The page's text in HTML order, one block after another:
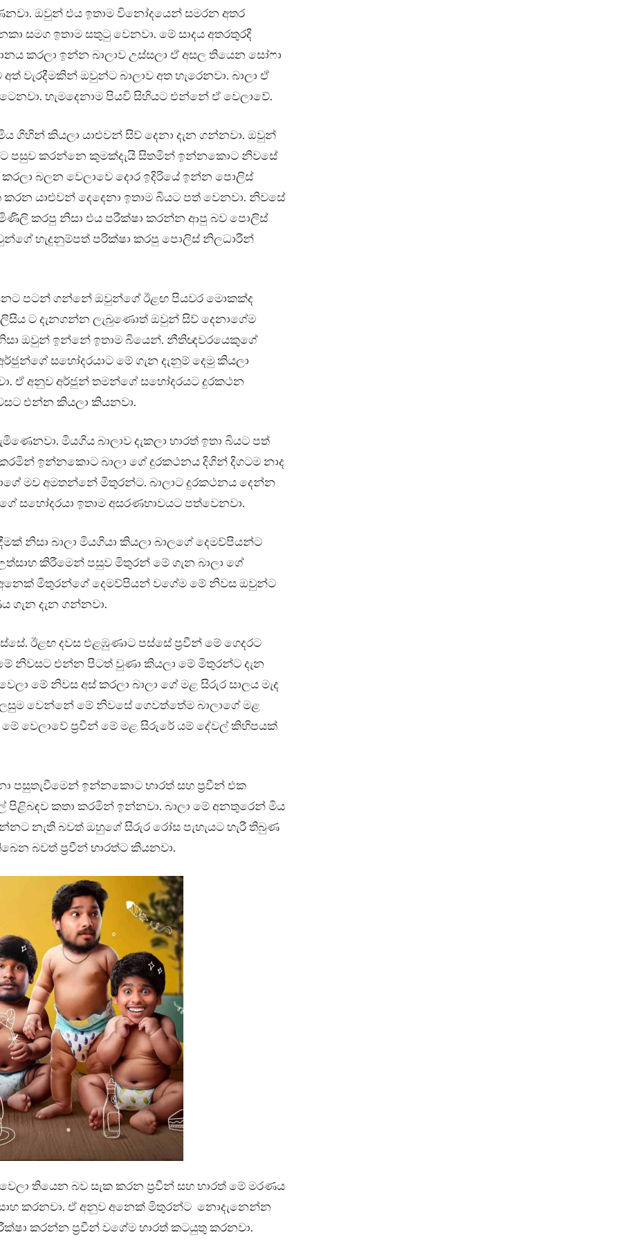
ඔවුන් එය ඉතාම විනෝදයෙන් සමරන අතර
සමග ඉතාම සතුටු වෙනවා. මේ සාදය අතරතුරදි
කරලා ඉන්න බාලාව උස්සලා ඒ අසල තියෙන සෝෆා
ඔවුන්ට බාලාව අත හැරෙනවා. බාලා ඒ
හැමදෙනාම පියවි සිහියට එන්නේ ඒ වෙලාවේ.
ගිහින් කියලා යාළුවන් සිව් දෙනා දැන ගන්නවා. ඔවුන්
පසුව කරන්නෙ කුමක්දැයි සිතමින් ඉන්නකොට නිවසේ
බලන වෙලාවෙ දොර ඉදිරියේ ඉන්න පොලිස්
යාළුවන් දෙදෙනා ඉතාම බියට පත් වෙනවා. නිවසේ
කරපු නිසා එය පරීක්ෂා කරන්න ආපු බව පොලිස්
හැදුනුම්පත් පරික්ෂා කරපු පොලිස් නිලධාරීන්
පටන් ගන්නේ ඔවුන්ගේ ඊළඟ පියවර මොකක්ද
ට දැනගන්න ලැබුණොත් ඔවුන් සිව් දෙනාගේම
ඔවුන් ඉන්නේ ඉතාම බියෙන්. නීතිඥවරයෙකුගේ
සහෝදරයාට මේ ගැන දැනුම් දෙමු කියලා
ඒ අනුව අර්ජුන් තමන්ගේ සහෝදරයට දුරකථන
එන්න කියලා කියනවා.
මියගිය බාලාව දැකලා භාරත් ඉතා බියට පත්
ඉන්නකොට බාලා ගේ දුරකථනය දිගින් දිගටම නාද
මව අමතන්නේ මිතුරන්ට. බාලාට දුරකථනය දෙන්න
සහෝදරයා ඉතාම අසරණභාවයට පත්වෙනවා.
නිසා බාලා මියගියා කියලා බාලගේ දෙමව්පියන්ට
කිරීමෙන් පසුව මිතුරන් මේ ගැන බාලා ගේ
අනෙක් මිතුරන්ගේ දෙමව්පියන් වගේම මේ නිවස ඔවුන්ට
ගැන දැන ගන්නවා.
ඊළඟ දවස එළඹුණාට පස්සේ ප්‍රවීන් මේ ගෙදරට
නිවසට එන්න පිටත් වුණා කියලා මේ මිතුරන්ට දැන
මේ නිවස අස් කරලා බාලා ගේ මළ සිරුර සාලය මැද
වෙන්නේ මේ නිවසේ ගෙවත්තේම බාලාගේ මළ
වෙලාවේ ප්‍රවීන් මේ මළ සිරුරේ යම් දේවල් කිහිපයක්
පසුතැවීමෙන් ඉන්නකොට භාරත් සහ ප්‍රවීන් එක
පිළිබඳව කතා කරමින් ඉන්නවා. බාලා මේ අනතුරෙන් මිය
නැති බවත් ඔහුගේ සිරුර රෝස පැහැයට හැරී තිබුණ
බවත් ප්‍රවීන් භාරත්ට කියනවා.
තියෙන බව සැක කරන ප්‍රවීන් සහ භාරත් මේ මරණය
කරනවා. ඒ අනුව අනෙක් මිතුරන්ට නොදැනෙන්න
කරන්න ප්‍රවීන් වගේම භාරත් කටයුතු කරනවා.